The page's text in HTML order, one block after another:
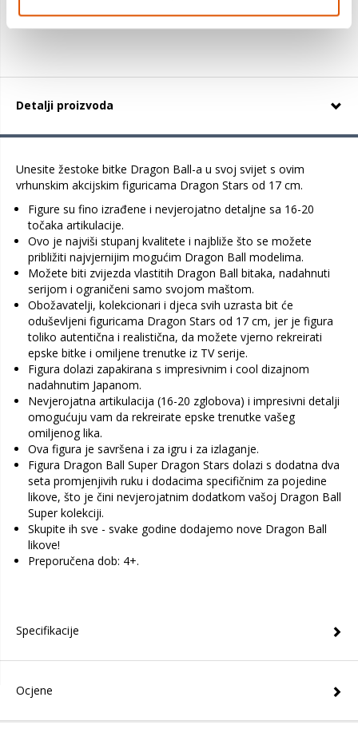
Detalji proizvoda
Unesite žestoke bitke Dragon Ball-a u svoj svijet s ovim
vrhunskim akcijskim figuricama Dragon Stars od 17 cm.
Figure su fino izrađene i nevjerojatno detaljne sa 16-20
točaka artikulacije.
Ovo je najviši stupanj kvalitete i najbliže što se možete
približiti najvjernijim mogućim Dragon Ball modelima.
Možete biti zvijezda vlastitih Dragon Ball bitaka, nadahnuti
serijom i ograničeni samo svojom maštom.
Obožavatelji, kolekcionari i djeca svih uzrasta bit će
oduševljeni figuricama Dragon Stars od 17 cm, jer je figura
toliko autentična i realistična, da možete vjerno rekreirati
epske bitke i omiljene trenutke iz TV serije.
Figura dolazi zapakirana s impresivnim i cool dizajnom
nadahnutim Japanom.
Nevjerojatna artikulacija (16-20 zglobova) i impresivni detalji
omogućuju vam da rekreirate epske trenutke vašeg
omiljenog lika.
Ova figura je savršena i za igru ​​i za izlaganje.
Figura Dragon Ball Super Dragon Stars dolazi s dodatna dva
seta promjenjivih ruku i dodacima specifičnim za pojedine
likove, što je čini nevjerojatnim dodatkom vašoj Dragon Ball
Super kolekciji.
Skupite ih sve - svake godine dodajemo nove Dragon Ball
likove!
Preporučena dob: 4+.
Specifikacije
Ocjene